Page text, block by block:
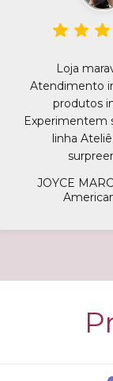
Loja
Atendimento
produtos
Experimentem
linha
JOYCE